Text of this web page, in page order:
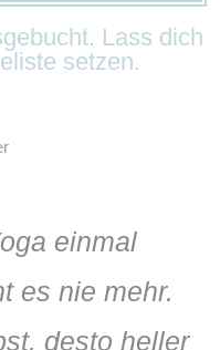
Lass dich
setzen.
einmal
es nie mehr.
desto heller